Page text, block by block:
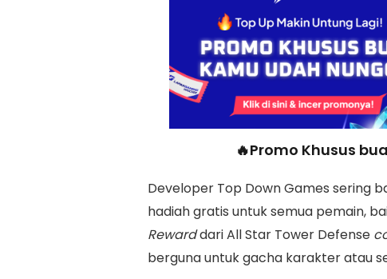
🔥Promo Khusus
Developer Top Down Games sering
hadiah gratis untuk semua pemain,
Rewarddari All Star Tower Defense
berguna untuk gacha karakter atau